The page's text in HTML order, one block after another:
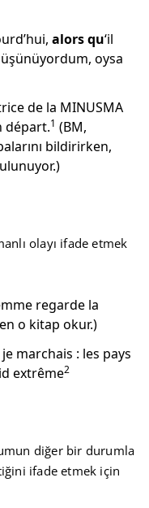
alors qu‘il
oysa
de la MINUSMA
départ.1 (BM,
bildirirken,
olayı ifade etmek
regarde la
o kitap okur.)
je marchais : les pays
extrême2
diğer bir durumla
ifade etmek için